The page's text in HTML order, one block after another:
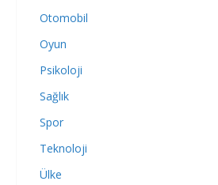
Otomobil
Oyun
Psikoloji
Sağlık
Spor
Teknoloji
Ülke